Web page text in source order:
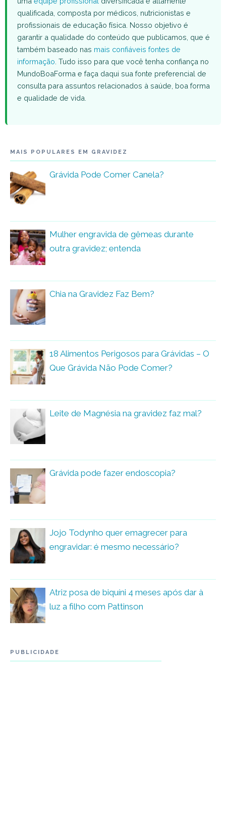
qualificada, composta por médicos, nutricionistas e
profissionais de educação física. Nosso objetivo é
garantir a qualidade do conteúdo que publicamos, que é
também baseado nas mais confiáveis fontes de
informação . Tudo isso para que você tenha confiança no
MundoBoaForma e faça daqui sua fonte preferencial de
consulta para assuntos relacionados à saúde, boa forma
e qualidade de vida.
MAIS POPULARES EM GRAVIDEZ
Grávida Pode Comer Canela?
Mulher engravida de gêmeas durante
outra gravidez; entenda
Chia na Gravidez Faz Bem?
18 Alimentos Perigosos para Grávidas – O
Que Grávida Não Pode Comer?
Leite de Magnésia na gravidez faz mal?
Grávida pode fazer endoscopia?
Jojo Todynho quer emagrecer para
engravidar: é mesmo necessário?
Atriz posa de biquíni 4 meses após dar à
luz a filho com Pattinson
PUBLICIDADE